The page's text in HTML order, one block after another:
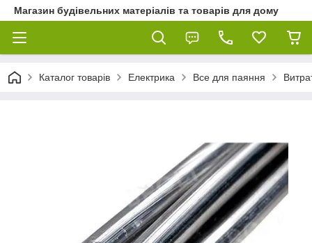
Магазин будівельних матеріалів та товарів для дому
Каталог товарів Електрика Все для паяння